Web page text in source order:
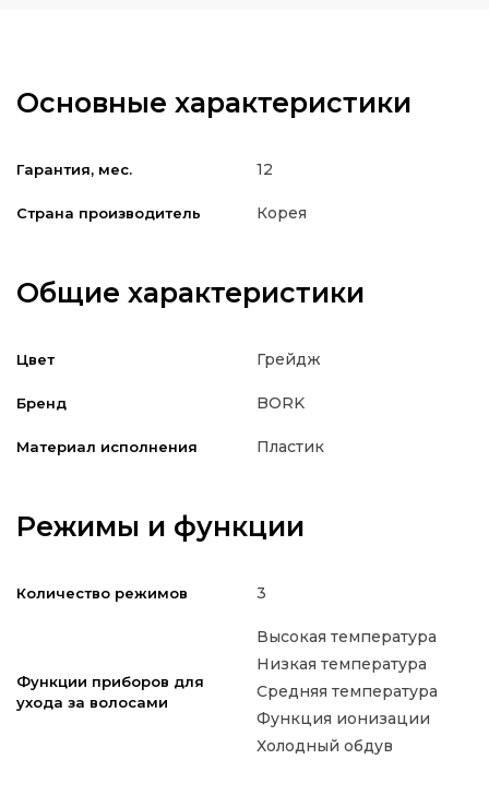
Основные характеристики
Гарантия, мес. 12
Страна производитель Корея
Общие характеристики
Цвет Грейдж
Бренд BORK
Материал исполнения Пластик
Режимы и функции
Количество режимов 3
Функции приборов для
ухода за волосами
Высокая температура
Низкая температура
Средняя температура
Функция ионизации
Холодный обдув